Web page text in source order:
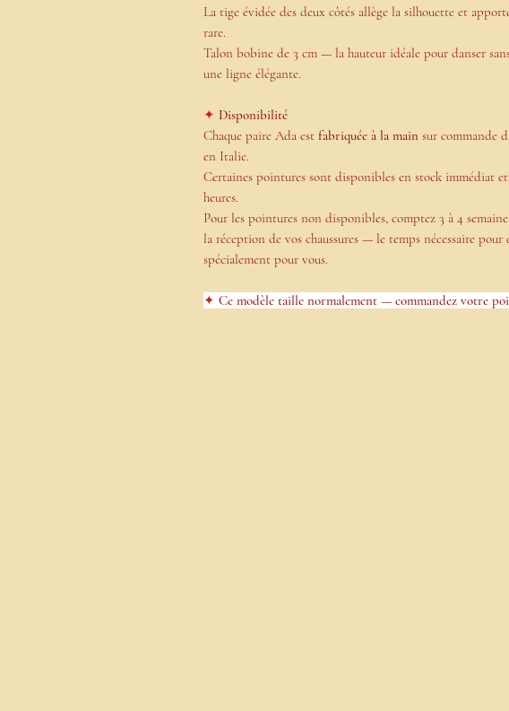
La tige évidée des deux côtés allège la silhouette et
rare.
Talon bobine de 3 cm — la hauteur idéale pour danser
une ligne élégante.
✦ Disponibilité
Chaque paire Ada est fabriquée à la main sur commande
en Italie.
Certaines pointures sont disponibles en stock immédiat et
heures.
Pour les pointures non disponibles, comptez 3 à 4
la réception de vos chaussures — le temps nécessaire
spécialement pour vous.
✦ Ce modèle taille normalement — commandez votre